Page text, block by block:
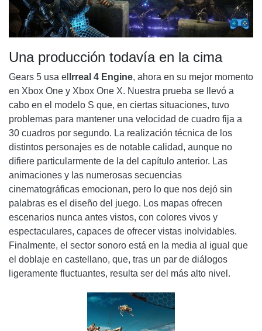
Una producción todavía en la cima
Gears 5 usa el Irreal 4 Engine, ahora en su mejor momento
en Xbox One y Xbox One X. Nuestra prueba se llevó a
cabo en el modelo S que, en ciertas situaciones, tuvo
problemas para mantener una velocidad de cuadro fija a
30 cuadros por segundo. La realización técnica de los
distintos personajes es de notable calidad, aunque no
difiere particularmente de la del capítulo anterior. Las
animaciones y las numerosas secuencias
cinematográficas emocionan, pero lo que nos dejó sin
palabras es el diseño del juego. Los mapas ofrecen
escenarios nunca antes vistos, con colores vivos y
espectaculares, capaces de ofrecer vistas inolvidables.
Finalmente, el sector sonoro está en la media al igual que
el doblaje en castellano, que, tras un par de diálogos
ligeramente fluctuantes, resulta ser del más alto nivel.